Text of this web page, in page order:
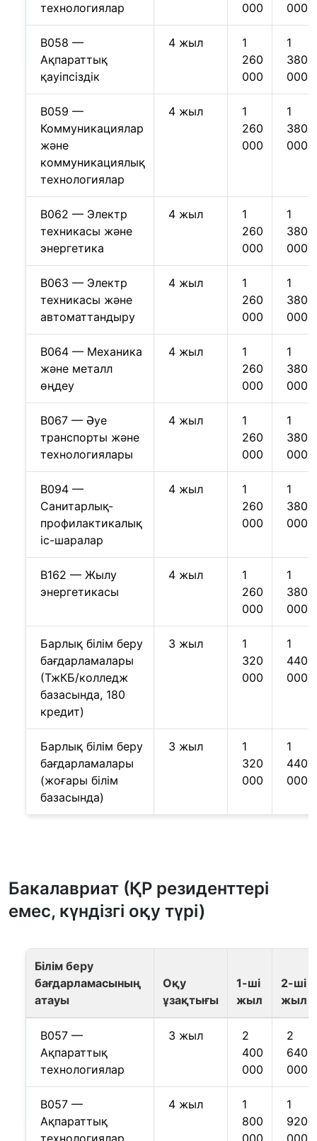
технологиялар
000
000
B058 —
Ақпараттық
қауіпсіздік
4 жыл
1
260
000
1
380
000
B059 —
Коммуникациялар
және
коммуникациялық
технологиялар
4 жыл
1
260
000
1
380
000
B062 — Электр
техникасы және
энергетика
4 жыл
1
260
000
1
380
000
B063 — Электр
техникасы және
автоматтандыру
4 жыл
1
260
000
1
380
000
B064 — Механика
және металл
өңдеу
4 жыл
1
260
000
1
380
000
B067 — Әуе
транспорты және
технологиялары
4 жыл
1
260
000
1
380
000
B094 —
Санитарлық-
профилактикалық
іс-шаралар
4 жыл
1
260
000
1
380
000
B162 — Жылу
энергетикасы
4 жыл
1
260
000
1
380
000
Барлық білім беру
бағдарламалары
(ТжКБ/колледж
базасында, 180
кредит)
3 жыл
1
320
000
1
440
000
Барлық білім беру
бағдарламалары
(жоғары білім
базасында)
3 жыл
1
320
000
1
440
000
Бакалавриат (ҚР резиденттері
емес, күндізгі оқу түрі)
Білім беру
бағдарламасының
атауы
Оқу
ұзақтығы
1-ші
жыл
2-ші
жыл
B057 —
Ақпараттық
технологиялар
3 жыл
2
400
000
2
640
000
B057 —
Ақпараттық
технологиялар
4 жыл
1
800
000
1
920
000